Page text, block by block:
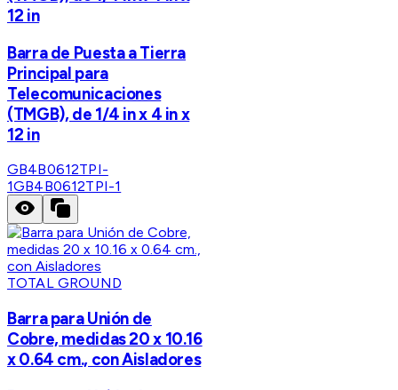
12 in
Barra de Puesta a Tierra
Principal para
Telecomunicaciones
(TMGB), de 1/4 in x 4 in x
12 in
GB4B0612TPI-
1GB4B0612TPI-1
TOTAL GROUND
Barra para Unión de
Cobre, medidas 20 x 10.16
x 0.64 cm., con Aisladores